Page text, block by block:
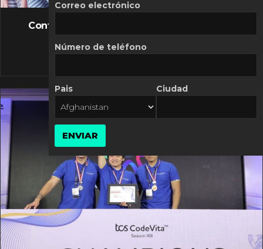
FLASH NEWS
Controversia de Mercado Libre por costos
10 MARZO, 2026
Correo electrónico
Número de teléfono
Pais Ciudad
ENVIAR